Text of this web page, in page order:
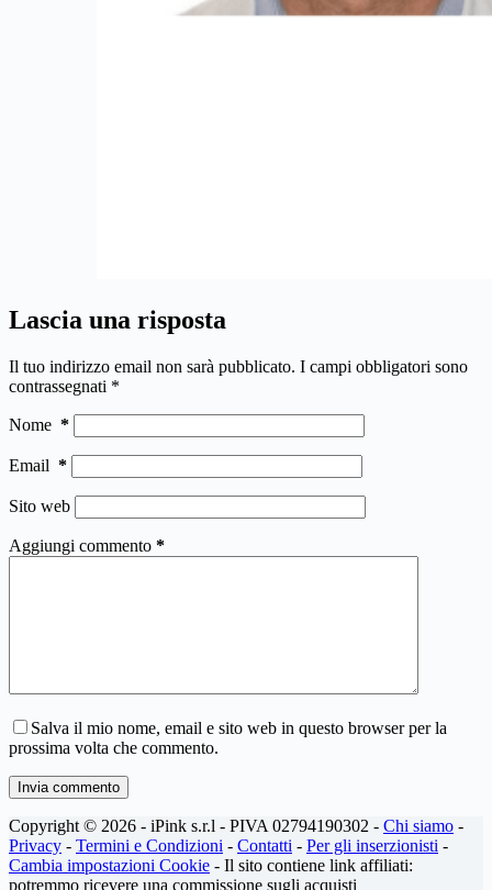
Lascia una risposta
Il tuo indirizzo email non sarà pubblicato. I campi obbligatori sono
contrassegnati *
Nome *
Email *
Sito web
Aggiungi commento *
Salva il mio nome, email e sito web in questo browser per la
prossima volta che commento.
Invia commento
Copyright © 2026 - iPink s.r.l - PIVA 02794190302 - Chi siamo -
Privacy - Termini e Condizioni - Contatti - Per gli inserzionisti -
Cambia impostazioni Cookie - Il sito contiene link affiliati:
potremmo ricevere una commissione sugli acquisti